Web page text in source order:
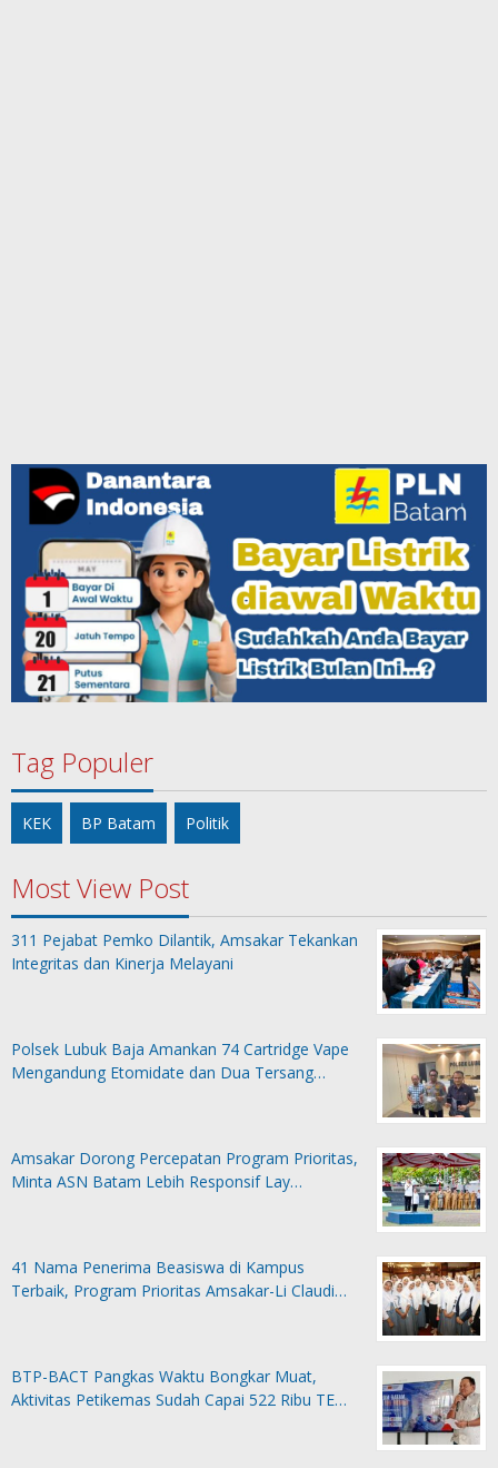
Tag Populer
KEK BP Batam Politik
Most View Post
311 Pejabat Pemko Dilantik, Amsakar Tekankan
Integritas dan Kinerja Melayani
Polsek Lubuk Baja Amankan 74 Cartridge Vape
Mengandung Etomidate dan Dua Tersang…
Amsakar Dorong Percepatan Program Prioritas,
Minta ASN Batam Lebih Responsif Lay…
41 Nama Penerima Beasiswa di Kampus
Terbaik, Program Prioritas Amsakar-Li Claudi…
BTP-BACT Pangkas Waktu Bongkar Muat,
Aktivitas Petikemas Sudah Capai 522 Ribu TE…